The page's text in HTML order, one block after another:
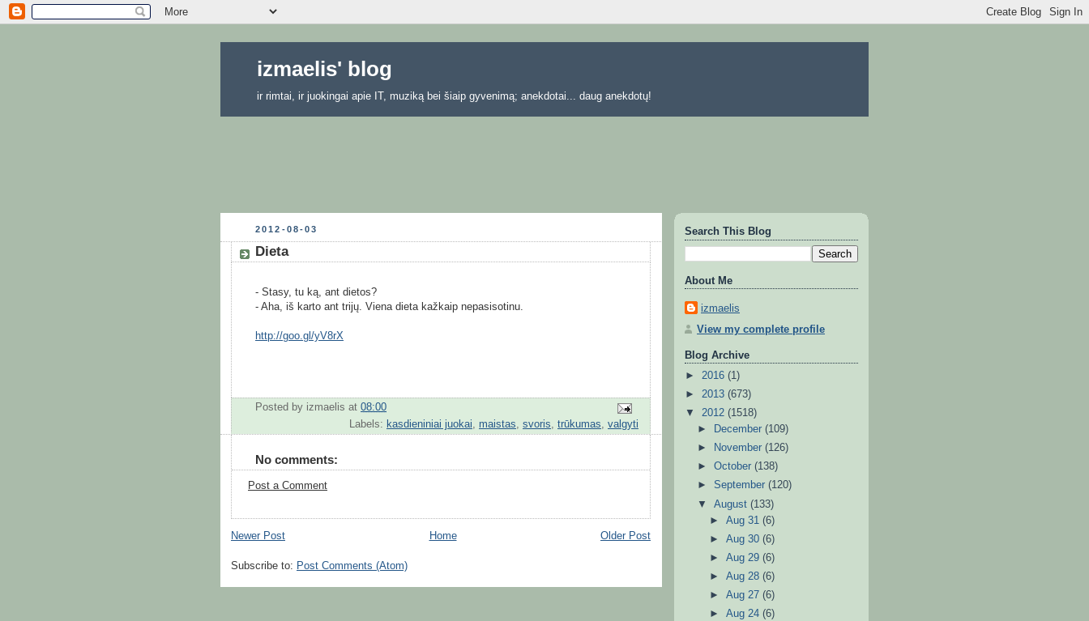
izmaelis' blog
ir rimtai, ir juokingai apie IT, muziką bei šiaip gyvenimą; anekdotai... daug anekdotų!
2012-08-03
Dieta
- Stasy, tu ką, ant dietos?
- Aha, iš karto ant trijų. Viena dieta kažkaip nepasisotinu.
http://goo.gl/yV8rX
Posted by izmaelis at 08:00
Labels: kasdieniniai juokai maistas svoris trūkumas valgyti
No comments:
Post a Comment
Newer Post Older Post
Home
Subscribe to: Post Comments (Atom)
Search This Blog
About Me
izmaelis
View my complete profile
Blog Archive
► 2016 (1)
► 2013 (673)
▼ 2012 (1518)
►
December(109)
►
November(126)
►October(138)
►September(120)
▼August(133)
►Aug 31(6)
►Aug 30(6)
►Aug 29(6)
►Aug 28(6)
►Aug 27(6)
►Aug 24(6)